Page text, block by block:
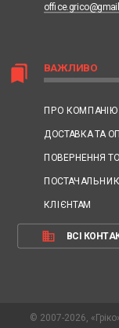
bookmarks ВАЖЛИВО
ПРО КОМПАНІЮ
ДОСТАВКА ТА
ПОВЕРНЕННЯ
КЛІЄНТАМ
business ВСІ
© 2007-2026,